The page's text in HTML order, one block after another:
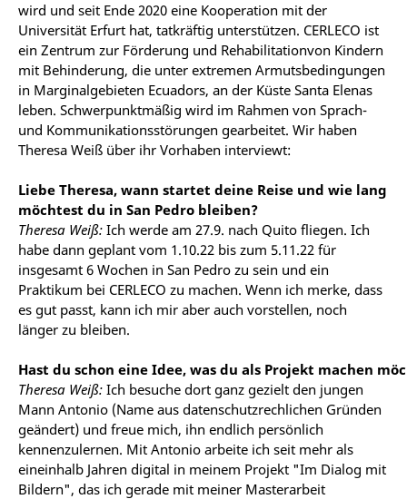
wird und seit Ende 2020 eine Kooperation mit der
Universität Erfurt hat, tatkräftig unterstützen. CERLECO ist
ein Zentrum zur Förderung und Rehabilitationvon Kindern
mit Behinderung, die unter extremen Armutsbedingungen
in Marginalgebieten Ecuadors, an der Küste Santa Elenas
leben. Schwerpunktmäßig wird im Rahmen von Sprach-
und Kommunikationsstörungen gearbeitet. Wir haben
Theresa Weiß über ihr Vorhaben interviewt:
Liebe Theresa, wann startet deine Reise und wie lang
möchtest du in San Pedro bleiben?
Theresa Weiß: Ich werde am 27.9. nach Quito fliegen. Ich
habe dann geplant vom 1.10.22 bis zum 5.11.22 für
insgesamt 6 Wochen in San Pedro zu sein und ein
Praktikum bei CERLECO zu machen. Wenn ich merke, dass
es gut passt, kann ich mir aber auch vorstellen, noch
länger zu bleiben.
Hast du schon eine Idee, was du als Projekt machen
Theresa Weiß: Ich besuche dort ganz gezielt den jungen
Mann Antonio (Name aus datenschutzrechlichen Gründen
geändert) und freue mich, ihn endlich persönlich
kennenzulernen. Mit Antonio arbeite ich seit mehr als
eineinhalb Jahren digital in meinem Projekt "Im Dialog mit
Bildern", das ich gerade mit meiner Masterarbeit